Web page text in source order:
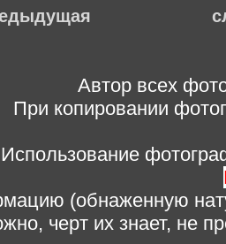
Автор всех
При копировании
Использование
(обнаженную
черт их знает, не